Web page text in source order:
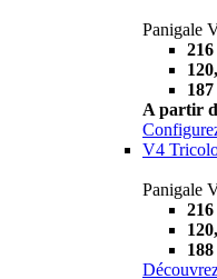
Panigale
A partir
V4
Panigale